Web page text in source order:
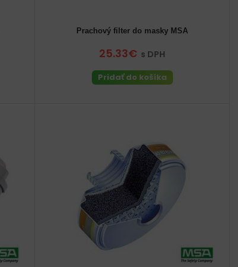
Prachový filter do masky MSA
25.33€ s DPH
Pridať do košíka